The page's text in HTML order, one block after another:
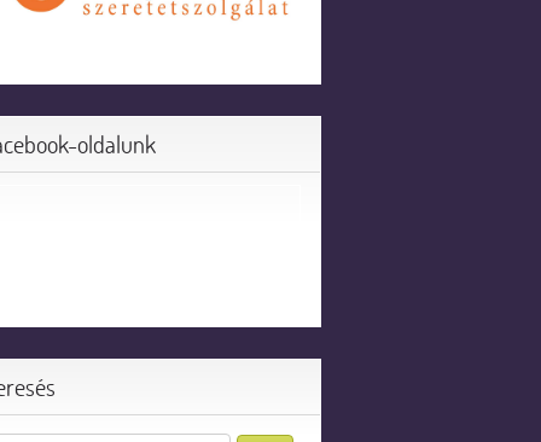
oldalunk